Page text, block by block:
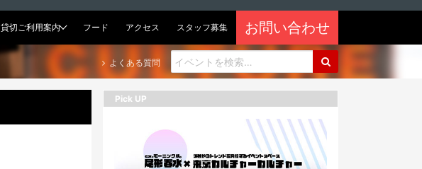
貸切ご利用案内 フード アクセス スタッフ募集 お問い合わせ
よくある質問
Pick UP